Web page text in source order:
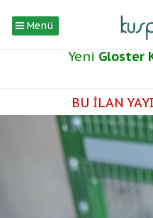
Menü
Yeni Gloster
BU İLAN